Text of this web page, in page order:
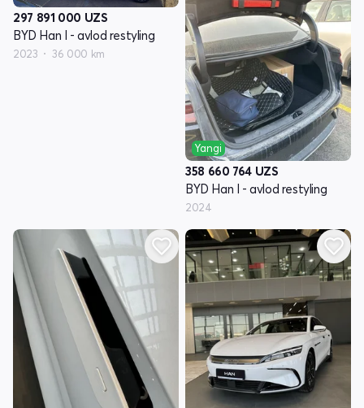
297 891 000 UZS
BYD Han I - avlod restyling
2023 36 000 km
Yangi
358 660 764 UZS
BYD Han I - avlod restyling
2024